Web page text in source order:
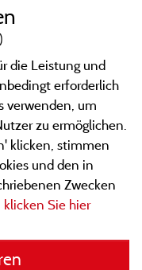
Adressen
die Leistung und
erforderlich
verwenden, um
zu ermöglichen.
klicken, stimmen
und den in
Zwecken
Sie hier